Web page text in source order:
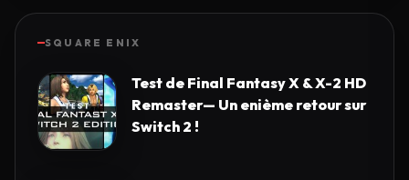
SQUARE ENIX
Test de Final Fantasy X & X-2 HD
Remaster— Un enième retour sur
Switch 2 !